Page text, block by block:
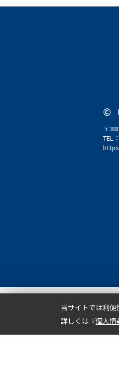
©
〒
TEL：
当サイトでは利
詳しくは『個人情